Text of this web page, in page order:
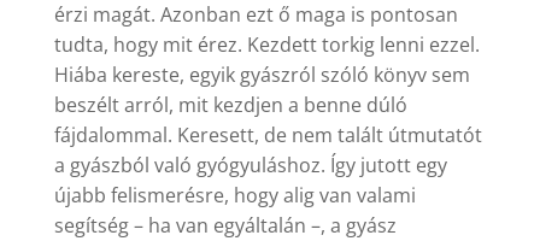
érzi magát. Azonban ezt ő maga is pontosan
tudta, hogy mit érez. Kezdett torkig lenni ezzel.
Hiába kereste, egyik gyászról szóló könyv sem
beszélt arról, mit kezdjen a benne dúló
fájdalommal. Keresett, de nem talált útmutatót
a gyászból való gyógyuláshoz. Így jutott egy
újabb felismerésre, hogy alig van valami
segítség – ha van egyáltalán –, a gyász